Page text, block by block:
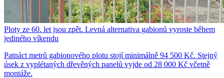
Ploty ze 60. let jsou zpět. Levná alternativa gabionů vyroste během
jediného víkendu
Patnáct metrů gabionového plotu stojí minimálně 94 500 Kč. Stejný
úsek z vyplétaných dřevěných panelů vyjde od 28 000 Kč včetně
montáže.